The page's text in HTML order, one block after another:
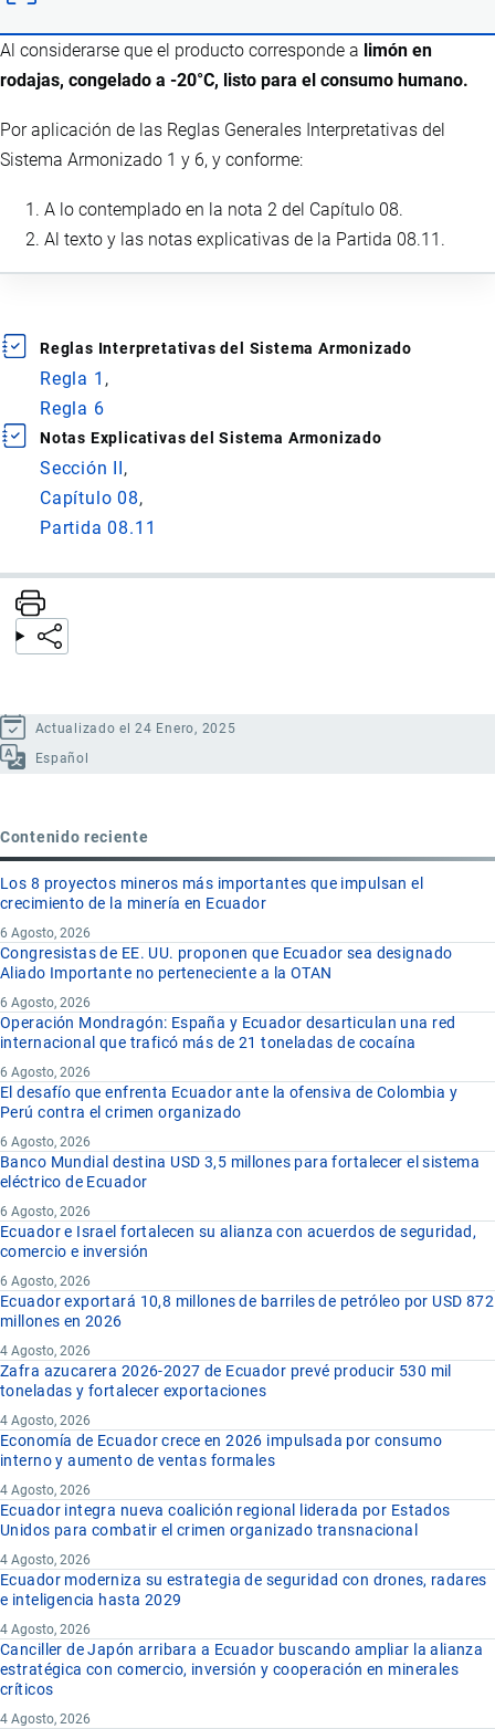
Al considerarse que el producto corresponde a limón en
rodajas, congelado a -20°C, listo para el consumo humano.
Por aplicación de las Reglas Generales Interpretativas del
Sistema Armonizado 1 y 6, y conforme:
A lo contemplado en la nota 2 del Capítulo 08.
Al texto y las notas explicativas de la Partida 08.11.
Reglas Interpretativas del Sistema Armonizado
Regla 1
Regla 6
Notas Explicativas del Sistema Armonizado
Sección II
Capítulo 08
Partida 08.11
Actualizado el 24 Enero, 2025
Español
Contenido reciente
Los 8 proyectos mineros más importantes que impulsan el
crecimiento de la minería en Ecuador
6 Agosto, 2026
Congresistas de EE. UU. proponen que Ecuador sea designado
Aliado Importante no perteneciente a la OTAN
6 Agosto, 2026
Operación Mondragón: España y Ecuador desarticulan una red
internacional que traficó más de 21 toneladas de cocaína
6 Agosto, 2026
El desafío que enfrenta Ecuador ante la ofensiva de Colombia y
Perú contra el crimen organizado
6 Agosto, 2026
Banco Mundial destina USD 3,5 millones para fortalecer el sistema
eléctrico de Ecuador
6 Agosto, 2026
Ecuador e Israel fortalecen su alianza con acuerdos de seguridad,
comercio e inversión
6 Agosto, 2026
Ecuador exportará 10,8 millones de barriles de petróleo por USD 872
millones en 2026
4 Agosto, 2026
Zafra azucarera 2026-2027 de Ecuador prevé producir 530 mil
toneladas y fortalecer exportaciones
4 Agosto, 2026
Economía de Ecuador crece en 2026 impulsada por consumo
interno y aumento de ventas formales
4 Agosto, 2026
Ecuador integra nueva coalición regional liderada por Estados
Unidos para combatir el crimen organizado transnacional
4 Agosto, 2026
Ecuador moderniza su estrategia de seguridad con drones, radares
e inteligencia hasta 2029
4 Agosto, 2026
Canciller de Japón arribara a Ecuador buscando ampliar la alianza
estratégica con comercio, inversión y cooperación en minerales
críticos
4 Agosto, 2026